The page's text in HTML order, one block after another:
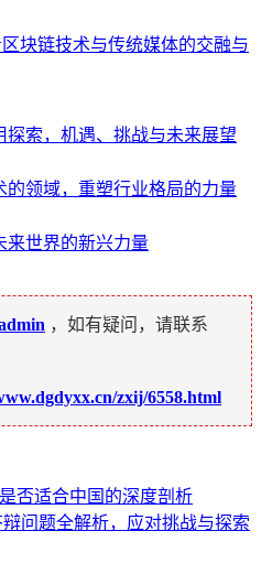
块链技术与传统媒体的交融与
探索，机遇、挑战与未来展望
的领域，重塑行业格局的力量
来世界的新兴力量
，如有疑问，请联系
zxij/6558.html
否适合中国的深度剖析
辩问题全解析，应对挑战与探索